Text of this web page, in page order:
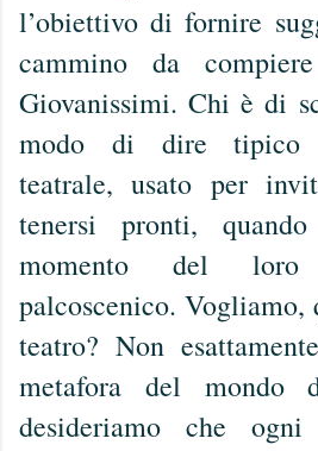
l’obiettivo di fornire
cammino da
Giovanissimi. Chi è di
modo di dire tipico
teatrale, usato per
tenersi pronti,
momento del loro
palcoscenico.
teatro? Non
metafora del mondo
desideriamo che ogni